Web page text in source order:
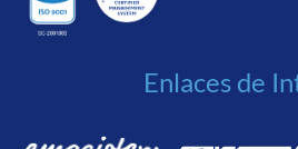
Enlaces de